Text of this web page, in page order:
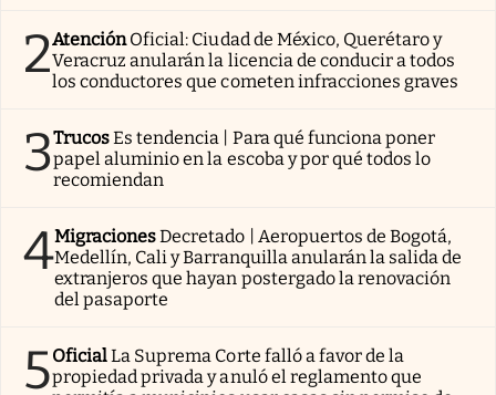
2AtenciónOficial: Ciudad de México, Querétaro y
Veracruz anularán la licencia de conducir a todos
los conductores que cometen infracciones graves
3TrucosEs tendencia | Para qué funciona poner
papel aluminio en la escoba y por qué todos lo
recomiendan
4MigracionesDecretado | Aeropuertos de Bogotá,
Medellín, Cali y Barranquilla anularán la salida de
extranjeros que hayan postergado la renovación
del pasaporte
5OficialLa Suprema Corte falló a favor de la
propiedad privada y anuló el reglamento que